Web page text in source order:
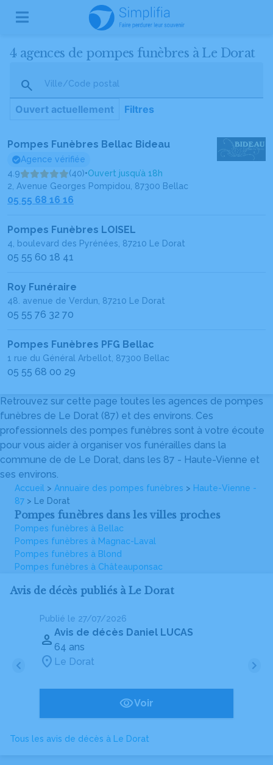
4 agences de pompes funèbres à Le Dorat
Ville/Code postal
Ouvert actuellement Filtres
Pompes Funèbres Bellac Bideau
Agence vérifiée
4.9
(40)•Ouvert jusqu’à 18h
2, Avenue Georges Pompidou, 87300 Bellac
05 55 68 16 16
Pompes Funèbres LOISEL
4, boulevard des Pyrénées, 87210 Le Dorat
05 55 60 18 41
Roy Funéraire
48. avenue de Verdun, 87210 Le Dorat
05 55 76 32 70
Pompes Funèbres PFG Bellac
1 rue du Général Arbellot, 87300 Bellac
05 55 68 00 29
Retrouvez sur cette page toutes les agences de pompes
funèbres de Le Dorat (87) et des environs. Ces
professionnels des pompes funèbres sont à votre écoute
pour vous aider à organiser vos funérailles dans la
commune de de Le Dorat, dans les 87 - Haute-Vienne et
ses environs.
Accueil > Annuaire des pompes funèbres > Haute-Vienne -
87 > Le Dorat
Pompes funèbres dans les villes proches
Pompes funèbres à Bellac
Pompes funèbres à Magnac-Laval
Pompes funèbres à Blond
Pompes funèbres à Châteauponsac
Avis de décès publiés à Le Dorat
Publié le 27/07/2026
Avis de décès Daniel LUCAS
64 ans
Le Dorat
Voir
Tous les avis de décès à Le Dorat